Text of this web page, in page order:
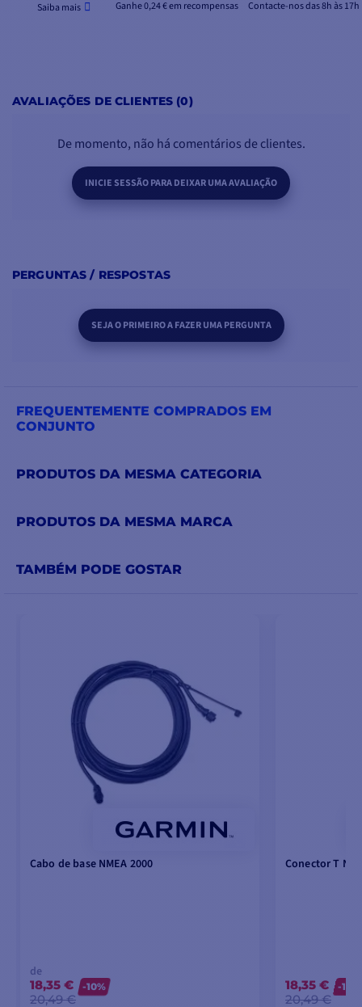
Saiba mais Ganhe 0,24 € em recompensas Contacte-nos das 8h às 17h
AVALIAÇÕES DE CLIENTES (0)
De momento, não há comentários de clientes.
INICIE SESSÃO PARA DEIXAR UMA AVALIAÇÃO
PERGUNTAS / RESPOSTAS
SEJA O PRIMEIRO A FAZER UMA PERGUNTA
FREQUENTEMENTE COMPRADOS EM
CONJUNTO
PRODUTOS DA MESMA CATEGORIA
PRODUTOS DA MESMA MARCA
TAMBÉM PODE GOSTAR
Cabo de base NMEA 2000
de
18,35 €
20,49 €
-10%
Conector T
18,35 €
20,49 €
-10%